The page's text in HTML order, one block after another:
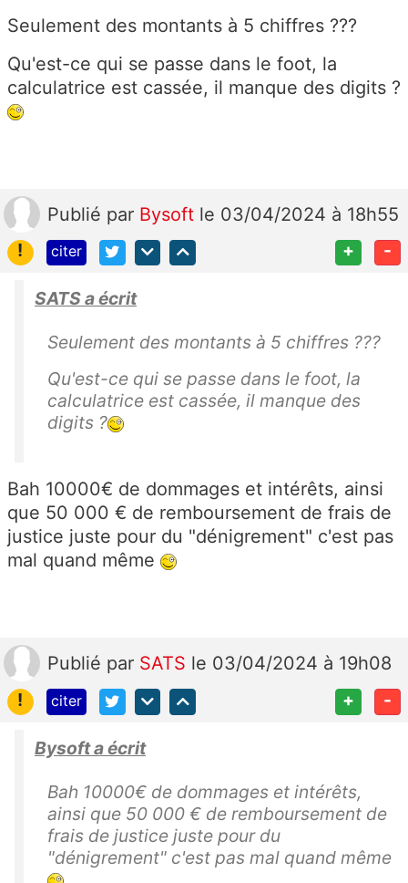
Seulement des montants à 5 chiffres ???
Qu'est-ce qui se passe dans le foot, la
calculatrice est cassée, il manque des digits ?
Publié par Bysoft le 03/04/2024 à 18h55
!
citer + -
SATS a écrit
Seulement des montants à 5 chiffres ???
Qu'est-ce qui se passe dans le foot, la
calculatrice est cassée, il manque des
digits ?
Bah 10000€ de dommages et intérêts, ainsi
que 50 000 € de remboursement de frais de
justice juste pour du "dénigrement" c'est pas
mal quand même
Publié par SATS le 03/04/2024 à 19h08
!
citer + -
Bysoft a écrit
Bah 10000€ de dommages et intérêts,
ainsi que 50 000 € de remboursement de
frais de justice juste pour du
"dénigrement" c'est pas mal quand même